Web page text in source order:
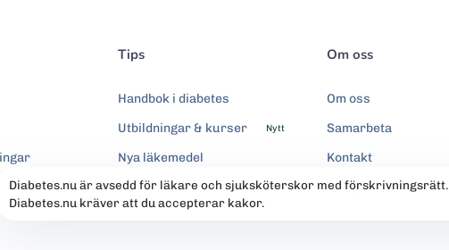
Tips
Handbok i diabetes
Utbildningar & kurser
Nytt
Nya läkemedel
Om oss
Om oss
Samarbeta
Kontakt
Integritetspolicy
Diabetes.nu är avsedd för läkare och sjuksköterskor med förskrivningsrätt.
Diabetes.nu kräver att du accepterar kakor.